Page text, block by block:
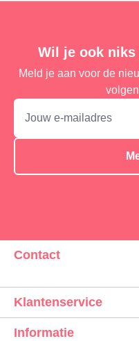
Wil je ook niks
Meld je aan voor de
Contact
Klantenservice
Informatie